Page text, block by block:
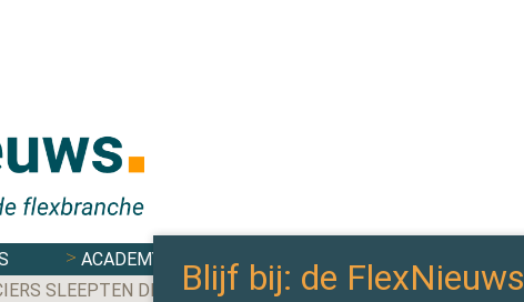
ACADEMY TOP 100
SLEEPTEN DE MEESTE AANBESTEDINGEN BINNEN IN 2025